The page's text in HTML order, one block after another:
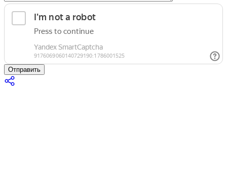
Отправить